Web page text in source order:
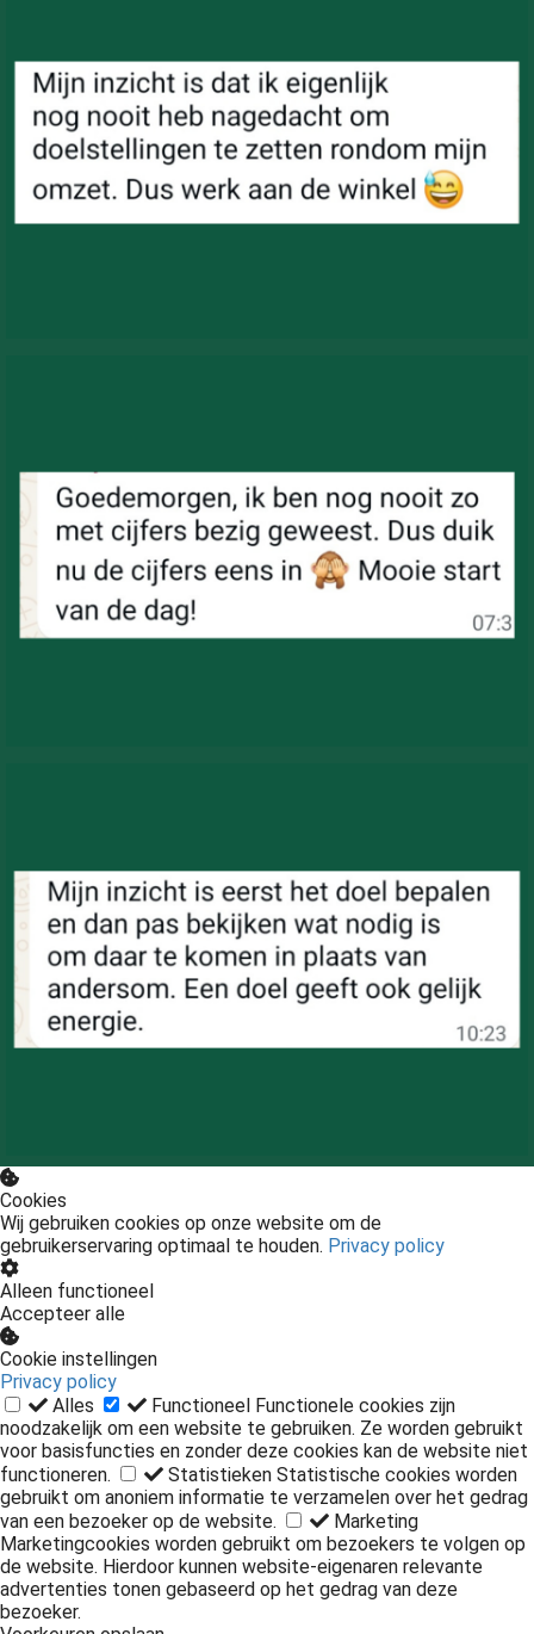
Cookies
Wij gebruiken cookies op onze website om de
gebruikerservaring optimaal te houden. Privacy policy
Alleen functioneel
Accepteer alle
Cookie instellingen
Privacy policy
Alles
Functioneel Functionele cookies zijn
noodzakelijk om een website te gebruiken. Ze worden gebruikt
voor basisfuncties en zonder deze cookies kan de website niet
functioneren.
Statistieken Statistische cookies worden
gebruikt om anoniem informatie te verzamelen over het gedrag
van een bezoeker op de website.
Marketing
Marketingcookies worden gebruikt om bezoekers te volgen op
de website. Hierdoor kunnen website-eigenaren relevante
advertenties tonen gebaseerd op het gedrag van deze
bezoeker.